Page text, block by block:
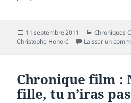
Publié
le
11 septembre 2011 Catégories
Chroniques
Christophe Honoré Laisser un
Chronique film :
fille, tu n’iras